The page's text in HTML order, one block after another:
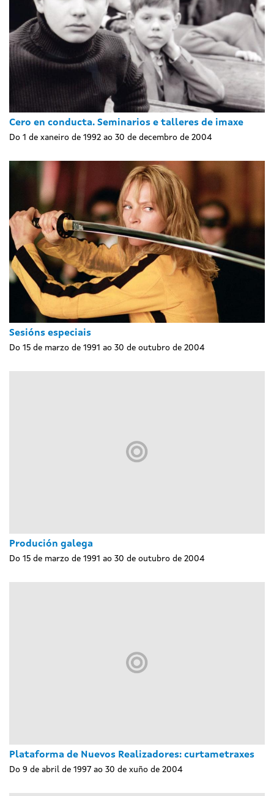
Cero en conducta. Seminarios e talleres de imaxe
Do 1 de xaneiro de 1992 ao 30 de decembro de 2004
Sesións especiais
Do 15 de marzo de 1991 ao 30 de outubro de 2004
Produción galega
Do 15 de marzo de 1991 ao 30 de outubro de 2004
Plataforma de Nuevos Realizadores: curtametraxes
Do 9 de abril de 1997 ao 30 de xuño de 2004